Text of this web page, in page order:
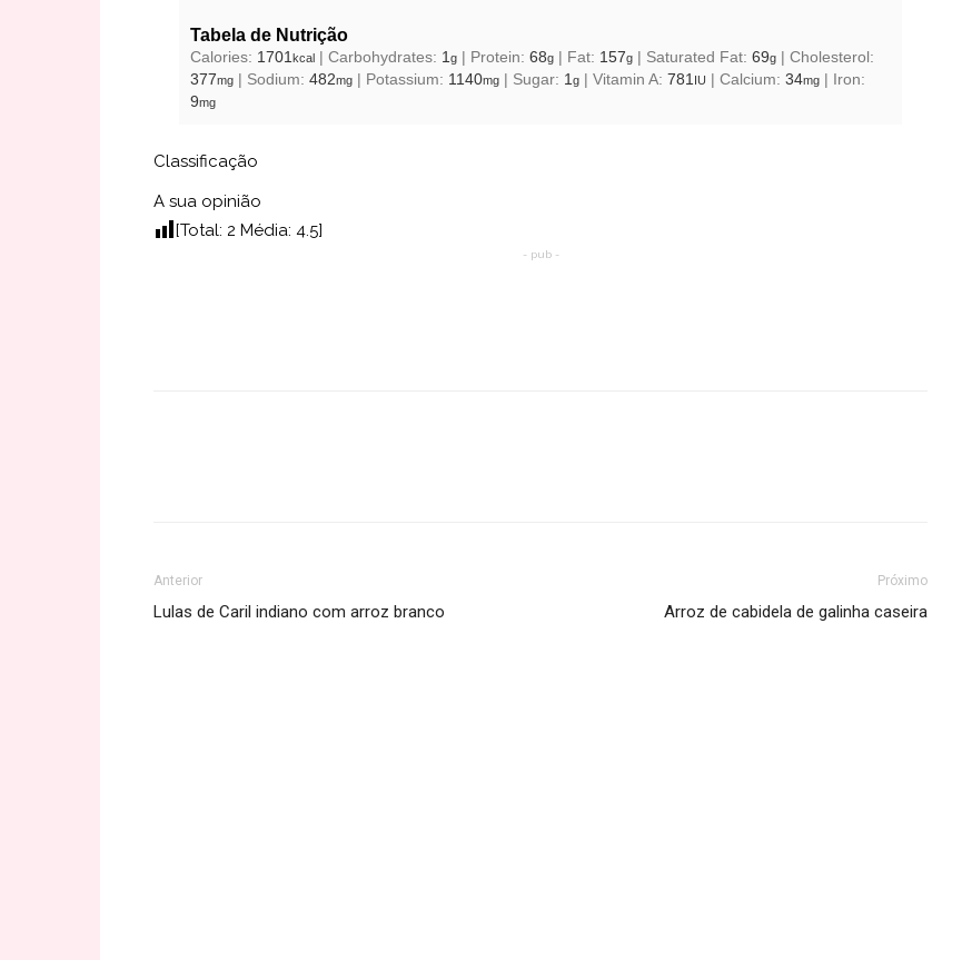
Tabela de Nutrição
Calories: 1701 kcal Carbohydrates: 1 g Protein: 68g Fat: 157g Saturated Fat: 69g
Cholesterol:
377mg Sodium: 482mg Potassium: 1140mg Sugar: 1 g Vitamin A: 781 IU Calcium: 34mg
Iron:
9mg
Classificação
A sua opinião
[Total: 2 Média: 4.5]
- pub -
Anterior
Lulas de Caril indiano com arroz branco
Próximo
Arroz de cabidela de galinha caseira